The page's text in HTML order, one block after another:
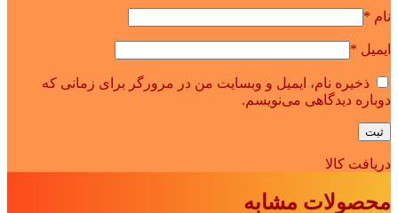
نام *
ایمیل *
ذخیره نام، ایمیل و وبسایت من در مرورگر برای زمانی که
دوباره دیدگاهی می‌نویسم.
دریافت کالا
محصولات مشابه